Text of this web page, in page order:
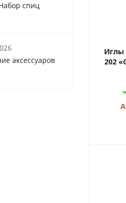
Иглы
202
спиц
аксессуаров